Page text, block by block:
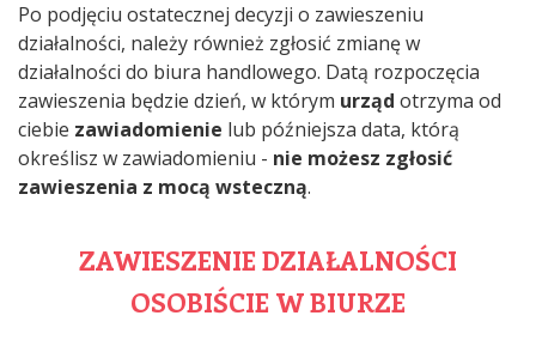
Po podjęciu ostatecznej decyzji o zawieszeniu
działalności, należy również zgłosić zmianę w
działalności do biura handlowego. Datą rozpoczęcia
zawieszenia będzie dzień, w którym urząd otrzyma od
ciebie zawiadomienie lub późniejsza data, którą
określisz w zawiadomieniu - nie możesz zgłosić
zawieszenia z mocą wsteczną.
ZAWIESZENIE DZIAŁALNOŚCI
OSOBIŚCIE W BIURZE